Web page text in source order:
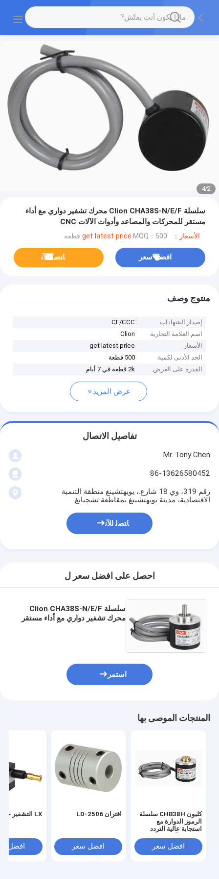
2
/
4
سلسلة Clion CHA38S-N/E/F محرك تشفير دواري مع أداء
مستقر للمحركات والمصاعد وأدوات الآلات CNC
الأسعار：get latest price MOQ：500 قطعة
افضل سعر ﺎﺘﺼﻟ ﺍﻶﻧ
منتوج وصف
إصدار الشهادات
CE/CCC
اسم العلامة التجارية
Clion
الأسعار
get latest price
الحد الأدنى لكمية
500 قطعة
القدرة على العرض
2k قطعة في 7 أيام
عرض المزيد
تفاصيل الاتصال
Mr. Tony Chen
86-13626580452
رقم 319، وي 18 شارع.، يويهتشينغ منطقة التنمية
الاقتصادية، مدينة يويهتشينغ بمقاطعة تشجيانغ
ﺎﺘﺼﻟ ﺍﻶﻧ
احصل على افضل سعر ل
سلسلة Clion CHA38S-N/E/F
محرك تشفير دواري مع أداء مستقر
استمر
المنتجات الموصى بها
كليون CHB38H سلسلة
الرموز الدوارة مع
استجابة عالية التردد
ومجالات الأتمتة
افضل سعر
اقتران LD-2506
افضل سعر
LX التشفير خط
افضل